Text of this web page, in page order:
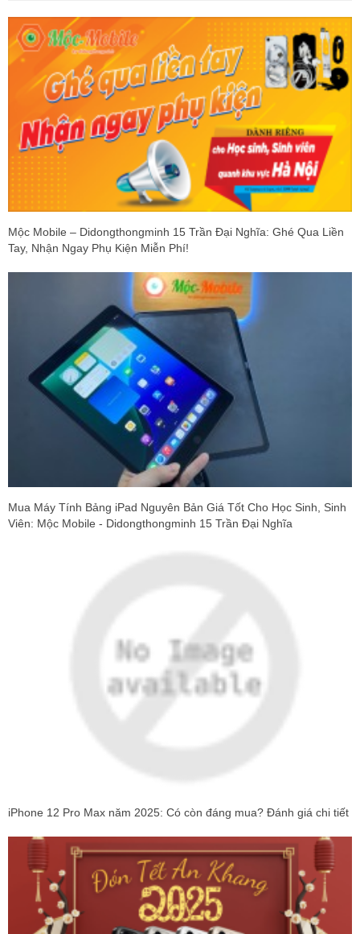
Mộc Mobile – Didongthongminh 15 Trần Đại Nghĩa: Ghé Qua Liền
Tay, Nhận Ngay Phụ Kiện Miễn Phí!
Mua Máy Tính Bảng iPad Nguyên Bản Giá Tốt Cho Học Sinh, Sinh
Viên: Mộc Mobile - Didongthongminh 15 Trần Đại Nghĩa
iPhone 12 Pro Max năm 2025: Có còn đáng mua? Đánh giá chi tiết